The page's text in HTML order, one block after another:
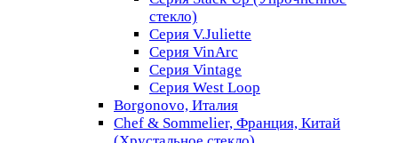
стекло)
Серия V.Juliette
Серия VinArc
Серия Vintage
Серия West Loop
Borgonovo, Италия
Chef & Sommelier, Франция, Китай